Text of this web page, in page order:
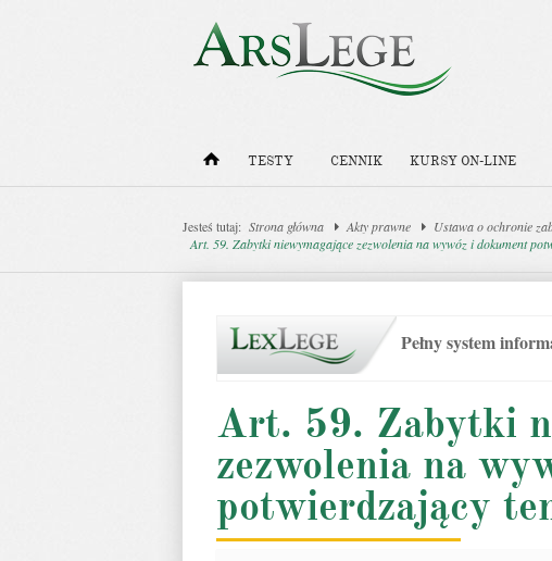
TESTY CENNIK KURSY ON-LINE
Jesteś tutaj: Strona główna Akty prawne Ustawa o ochronie
Art. 59. Zabytki niewymagające zezwolenia na wywóz i dokument
Pełny system
Art. 59. Zabytki
zezwolenia na
potwierdzający